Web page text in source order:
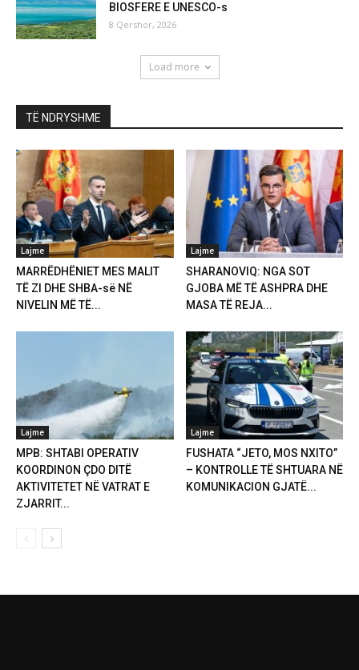
BIOSFERE E UNESCO-s
8 Qershor, 2026
Load more
TË NDRYSHME
Lajme
MARRËDHËNIET MES MALIT
TË ZI DHE SHBA-së NË
NIVELIN MË TË...
Lajme
SHARANOVIQ: NGA SOT
GJOBA MË TË ASHPRA DHE
MASA TË REJA...
Lajme
MPB: SHTABI OPERATIV
KOORDINON ÇDO DITË
AKTIVITETET NË VATRAT E
ZJARRIT...
Lajme
FUSHATA “JETO, MOS NXITO”
– KONTROLLE TË SHTUARA NË
KOMUNIKACION GJATË...